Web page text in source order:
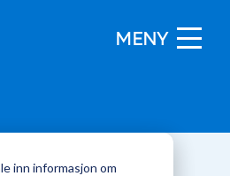
inn informasjon om
MENY